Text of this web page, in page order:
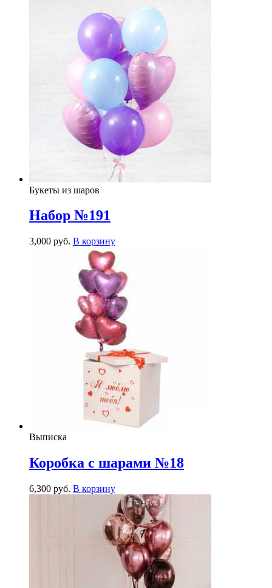
Букеты из шаров
Набор №191
3,000 руб. В корзину
Выписка
Коробка с шарами №18
6,300 руб. В корзину